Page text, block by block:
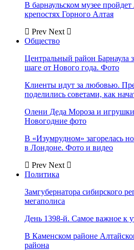
В барнаульском музее
крепостях Горного Алтая
Prev Next
Общество
Центральный район Барнаула
шаге от Нового года. Фото
Клиенты идут за любовью.
поделились советами, как
Олени Деда Мороза и игрушки
Новогодние фото
В «Изумрудном» загорелась
в Лондоне. Фото и видео
Prev Next
Политика
Замгубернатора сибирского
мегаполиса
День 1398-й. Самое важное к
В Каменском районе
района